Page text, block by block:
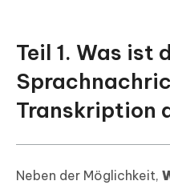
Fazit
Teil 1. Was ist
Transkription
Neben der Möglichkeit,